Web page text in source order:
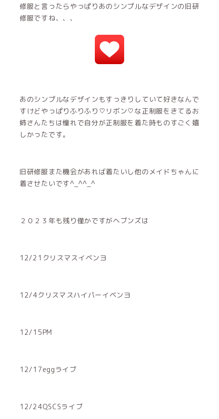
修服と言ったらやっぱりあのシンプルなデザインの旧研
修服ですね、、、
あのシンプルなデザインもすっきりしていて好きなんで
すけどやっぱりふりふり♡リボン♡な正制服をきてるお
姉さんたちは憧れで自分が正制服を着た時ものすごく嬉
しかったです。
旧研修服また機会があれば着たいし他のメイドちゃんに
着させたいです^_^^_^
２０２３年も残り僅かですがヘブンズは
12/21クリスマスイベンヨ
12/4クリスマスハイパーイベンヨ
12/15PM
12/17eggライブ
12/24QSCSライブ